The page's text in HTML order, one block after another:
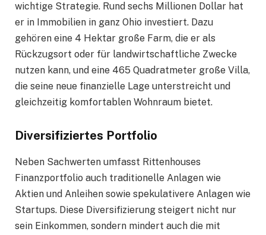
wichtige Strategie. Rund sechs Millionen Dollar hat
er in Immobilien in ganz Ohio investiert. Dazu
gehören eine 4 Hektar große Farm, die er als
Rückzugsort oder für landwirtschaftliche Zwecke
nutzen kann, und eine 465 Quadratmeter große Villa,
die seine neue finanzielle Lage unterstreicht und
gleichzeitig komfortablen Wohnraum bietet.
Diversifiziertes Portfolio
Neben Sachwerten umfasst Rittenhouses
Finanzportfolio auch traditionelle Anlagen wie
Aktien und Anleihen sowie spekulativere Anlagen wie
Startups. Diese Diversifizierung steigert nicht nur
sein Einkommen, sondern mindert auch die mit